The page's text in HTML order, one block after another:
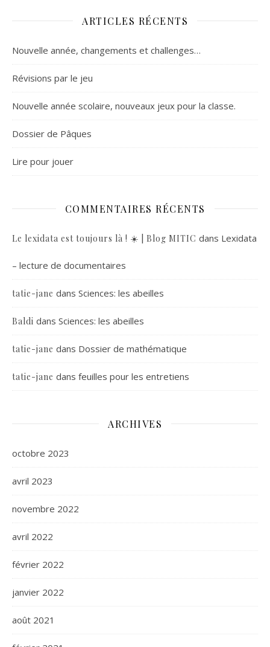
ARTICLES RÉCENTS
Nouvelle année, changements et challenges…
Révisions par le jeu
Nouvelle année scolaire, nouveaux jeux pour la classe.
Dossier de Pâques
Lire pour jouer
COMMENTAIRES RÉCENTS
Le lexidata est toujours là ! ☀️ | Blog MITIC dans Lexidata
– lecture de documentaires
tatie-jane dans Sciences: les abeilles
Baldi dans Sciences: les abeilles
tatie-jane dans Dossier de mathématique
tatie-jane dans feuilles pour les entretiens
ARCHIVES
octobre 2023
avril 2023
novembre 2022
avril 2022
février 2022
janvier 2022
août 2021